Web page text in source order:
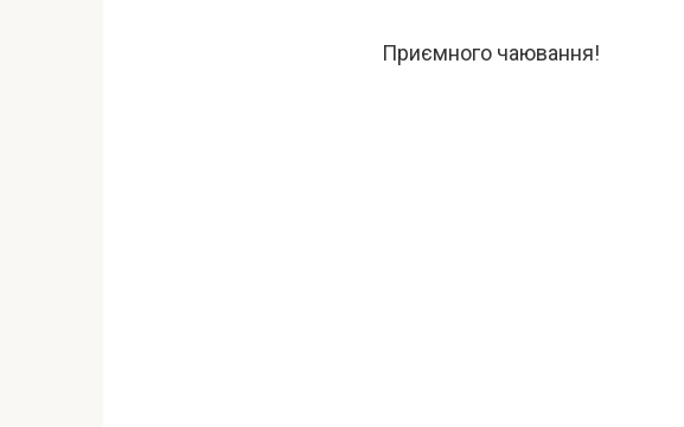
Приємного чаювання!